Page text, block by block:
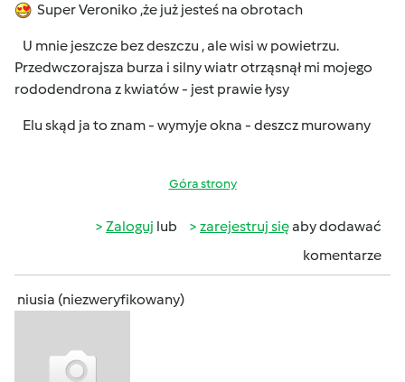
Super Veroniko ,że już jesteś na obrotach
U mnie jeszcze bez deszczu , ale wisi w powietrzu.
Przedwczorajsza burza i silny wiatr otrząsnął mi mojego
rododendrona z kwiatów - jest prawie łysy
Elu skąd ja to znam - wymyje okna - deszcz murowany
Góra strony
Zaloguj lub zarejestruj sięaby dodawać
komentarze
niusia (niezweryfikowany)